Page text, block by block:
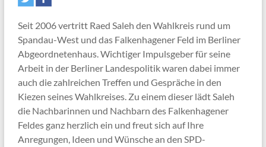
Seit 2006 vertritt Raed Saleh den Wahlkreis rund um
Spandau-West und das Falkenhagener Feld im Berliner
Abgeordnetenhaus. Wichtiger Impulsgeber für seine
Arbeit in der Berliner Landespolitik waren dabei immer
auch die zahlreichen Treffen und Gespräche in den
Kiezen seines Wahlkreises. Zu einem dieser lädt Saleh
die Nachbarinnen und Nachbarn des Falkenhagener
Feldes ganz herzlich ein und freut sich auf Ihre
Anregungen, Ideen und Wünsche an den SPD-